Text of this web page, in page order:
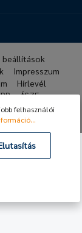
beállítások
Impresszum
Hírlevél
ÁSZF
felhasználói